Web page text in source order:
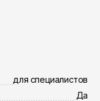
для специалистов
Да